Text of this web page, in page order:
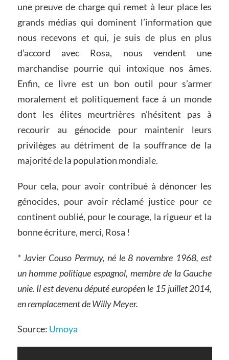
une preuve de charge qui remet à leur place les
grands médias qui dominent l’information que
nous recevons et qui, je suis de plus en plus
d’accord avec Rosa, nous vendent une
marchandise pourrie qui intoxique nos âmes.
Enfin, ce livre est un bon outil pour s’armer
moralement et politiquement face à un monde
dont les élites meurtrières n’hésitent pas à
recourir au génocide pour maintenir leurs
privilèges au détriment de la souffrance de la
majorité de la population mondiale.
Pour cela, pour avoir contribué à dénoncer les
génocides, pour avoir réclamé justice pour ce
continent oublié, pour le courage, la rigueur et la
bonne écriture, merci, Rosa !
* Javier Couso Permuy, né le 8 novembre 1968, est
un homme politique espagnol, membre de la Gauche
unie. Il est devenu député européen le 15 juillet 2014,
en remplacement de Willy Meyer.
Source: Umoya